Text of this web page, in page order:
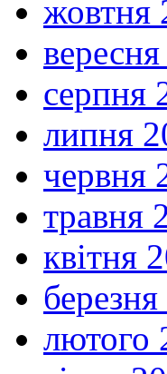
жовтня
серпня
липня
червня
травня
квітня
лютого